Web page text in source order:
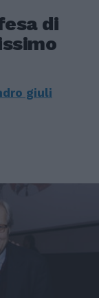
di
giuli